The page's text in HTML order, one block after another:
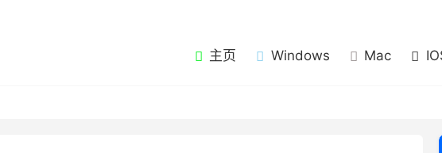
主页 Windows Mac